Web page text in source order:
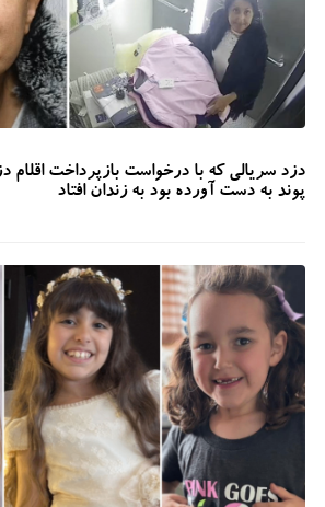
پوند به دست آورده بود به زندان افتاد